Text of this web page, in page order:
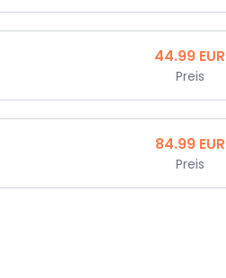
44.99 EUR
Preis
84.99 EUR
Preis